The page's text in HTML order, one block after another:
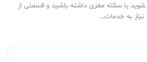
یا سکته مغزی داشته باشید و قسمتی از
به خدمات…